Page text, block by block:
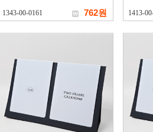
1343-00-0161 762원 1413-